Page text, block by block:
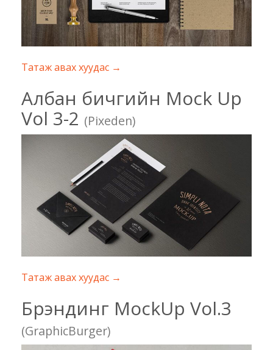
Татаж авах хуудас →
Албан бичгийн Mock Up
Vol 3-2 (Pixeden)
Татаж авах хуудас →
Брэндинг MockUp Vol.3
(GraphicBurger)